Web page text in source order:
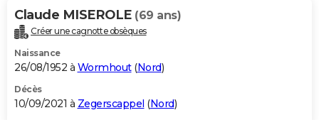
Bricolage
Lifestyle
Culture
Sport
Auto
Television
Voyage
Cinema
Claude MISEROLE (69 ans)
Créer une cagnotte obsèques
Naissance
26/08/1952 à Wormhout(Nord)
Décès
10/09/2021 à Zegerscappel (Nord)